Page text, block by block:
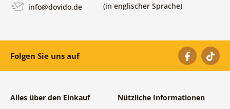
info@dovido.de (in englischer Sprache)
Folgen Sie uns auf
Alles über den Einkauf Nützliche Informationen